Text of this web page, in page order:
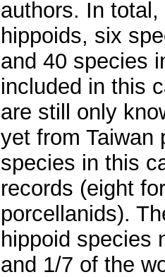
authors. In
hippoids, six
and 40 species
included in this
are still only
yet from Taiwan
species in this
records (eight
porcellanids).
hippoid species
and 1/7 of the